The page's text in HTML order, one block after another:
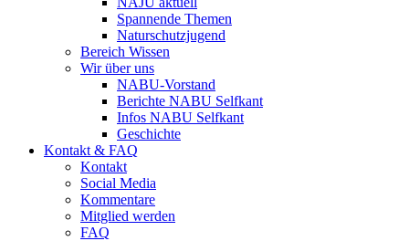
Spannende Themen
Naturschutzjugend
Bereich Wissen
Wir über uns
NABU-Vorstand
Berichte NABU Selfkant
Infos NABU Selfkant
Geschichte
Kontakt & FAQ
Kontakt
Social Media
Kommentare
Mitglied werden
FAQ